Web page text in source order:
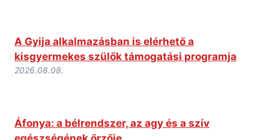
A Gyija alkalmazásban is elérhető a
kisgyermekes szülők támogatási programja
2026.08.08.
Áfonya: a bélrendszer, az agy és a szív